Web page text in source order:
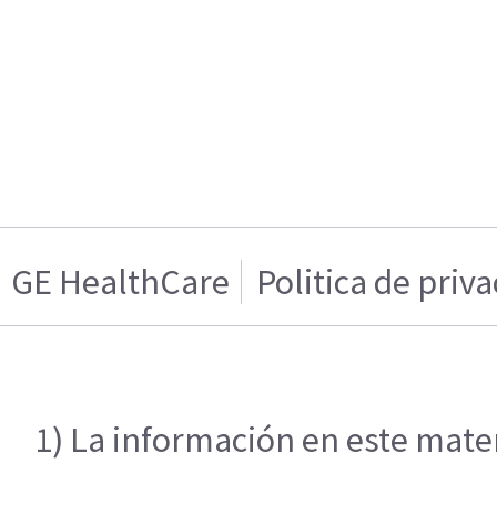
GE HealthCare Politica de
1) La información en este